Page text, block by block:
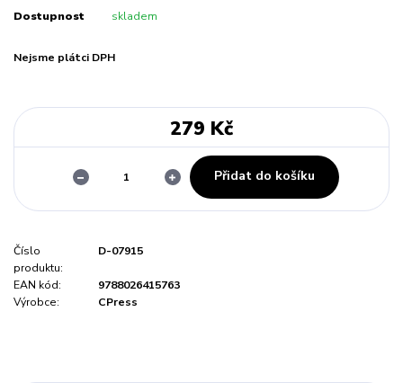
Dostupnost skladem
Nejsme plátci DPH
279 Kč
Přidat do košíku
Číslo
produktu:
D-07915
EAN kód:
9788026415763
Výrobce:
CPress